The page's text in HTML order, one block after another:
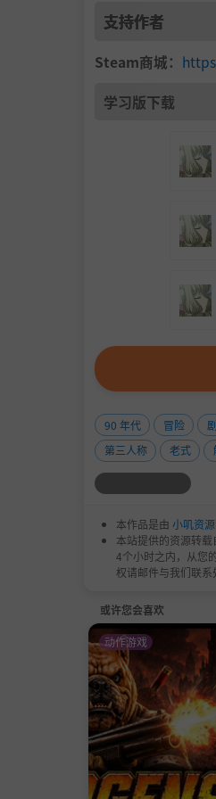
沉浸式生存恐怖
在基于虚幻引擎
兰将带您进入一片
灵感来自史蒂芬·
相。
导航险恶的谜题
拥有7种独特结局
支持作者
Steam商城：
学习版下载
90 年代 冒险
第三人称
老式
本作品是由 小叽资源
本站提供的资源转
4个小时之内，从您
权请邮件与我们联
或许您会喜欢
动作游戏